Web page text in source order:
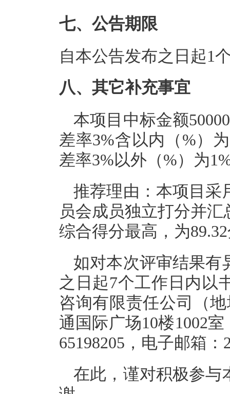
七、公告期限
自本公告发布之日起1
八、其它补充事宜
本项目中标金额
差率3%含以内（%）
差率3%以外（%）为
推荐理由：本项目采
员会成员独立打分并
综合得分最高，为
如对本次评审结果有
之日起7个工作日内以
咨询有限责任公司（
通国际广场10楼1002
65198205，电子邮箱：
在此，谨对积极参与